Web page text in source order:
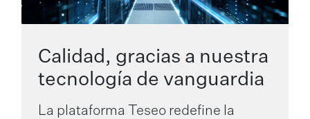
Calidad, gracias a nuestra
tecnología de vanguardia
La plataforma Teseo redefine la